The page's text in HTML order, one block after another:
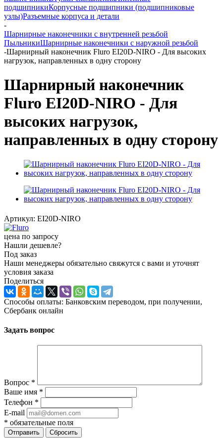
подшипникиКорпусные подшипники (подшипниковые
узлы)Разъемные корпуса и детали
-
Шарнирные наконечники с внутренней резьбой
ПыльникиШарнирные наконечники с наружной резьбой
-Шарнирный наконечник Fluro EI20D-NIRO - Для высоких
нагрузок, направленных в одну сторону
Шарнирный наконечник
Fluro EI20D-NIRO - Для
высоких нагрузок,
направленных в одну сторону
Артикул: EI20D-NIRO
цена по запросу
Нашли дешевле?
Под заказ
Наши менеджеры обязательно свяжутся с вами и уточнят
условия заказа
Поделиться
Способы оплаты: Банковским переводом, при получении,
Сбербанк онлайн
Задать вопрос
Вопрос *
Ваше имя *
Телефон *
E-mail
* обязательные поля
Отправить Сбросить